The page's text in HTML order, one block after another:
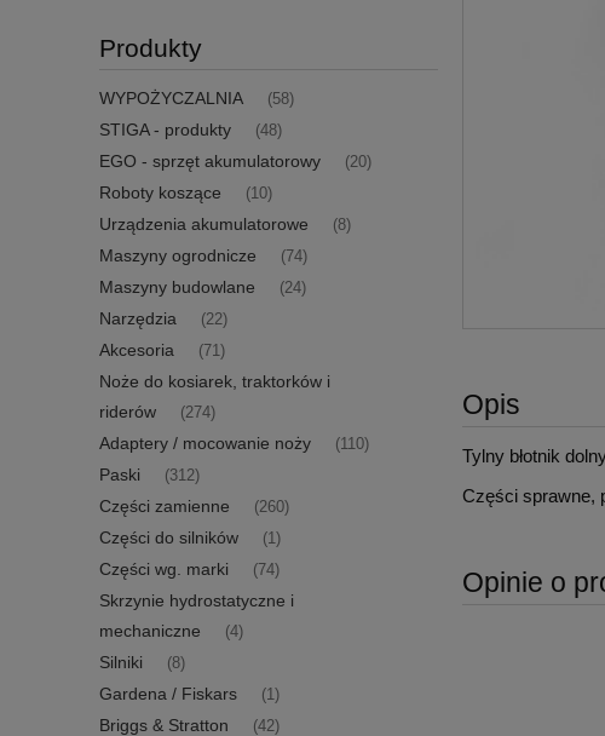
Produkty
WYPOŻYCZALNIA (58)
STIGA - produkty (48)
EGO - sprzęt akumulatorowy (20)
Roboty koszące (10)
Urządzenia akumulatorowe (8)
Maszyny ogrodnicze (74)
Maszyny budowlane (24)
Narzędzia (22)
Akcesoria (71)
Noże do kosiarek, traktorków i
riderów
(274)
Adaptery / mocowanie noży (110)
Paski (312)
Części zamienne (260)
Części do silników (1)
Części wg. marki (74)
Skrzynie hydrostatyczne i
mechaniczne
(4)
Silniki (8)
Gardena / Fiskars (1)
Briggs & Stratton (42)
Opis
Tylny błotnik
Części sprawne,
Opinie o